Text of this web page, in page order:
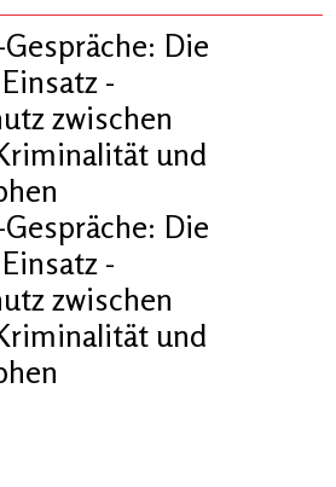
Die
-
zwischen
und
Die
-
zwischen
und